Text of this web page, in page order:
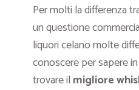
Per molti la differenza
un questione
liquori celano molte
conoscere per sapere
trovare il migliore